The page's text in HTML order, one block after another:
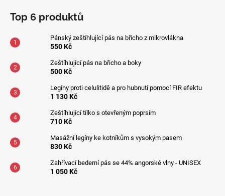
p
r
u
č
u
e
e
ZEŠTÍHLUJÍCÍ
NA
BŘICHO
Top 6 produktů
Pánský zeštíhlující pás na břicho z mikrovlákna
550 Kč
Zeštíhlující pás na břicho a boky
500 Kč
Legíny proti celulitidě a pro hubnutí pomocí FIR efektu
1 130 Kč
Zeštíhlující tílko s otevřeným poprsím
710 Kč
Masážní legíny ke kotníkům s vysokým pasem
830 Kč
Zahřívací bederní pás se 44% angorské vlny - UNISEX
1 050 Kč